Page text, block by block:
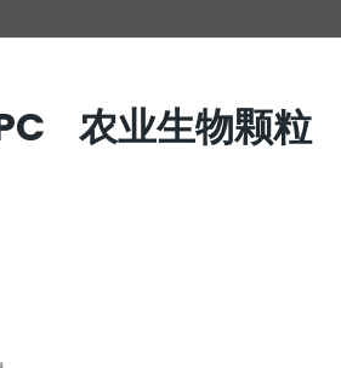
农业生物颗粒